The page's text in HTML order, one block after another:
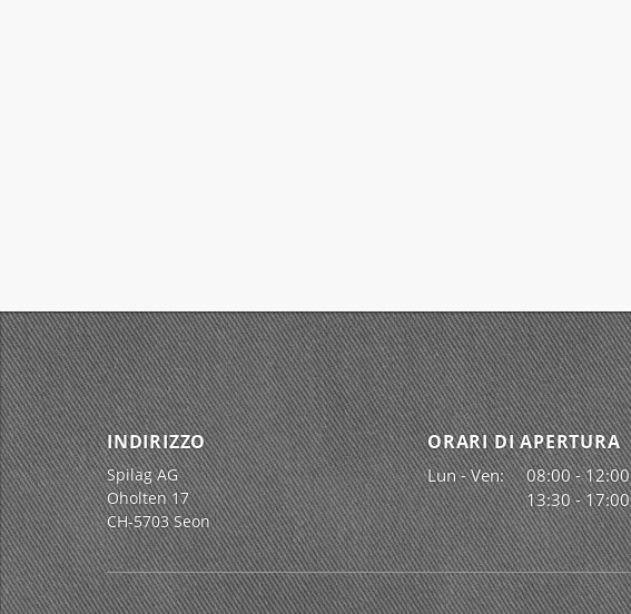
INDIRIZZO
Spilag AG
Oholten 17
CH-5703 Seon
ORARI DI APERTURA
Lun - Ven:
08:00 - 12:00
13:30 - 17:00